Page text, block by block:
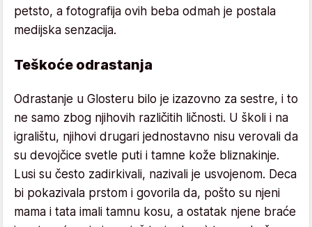
petsto, a fotografija ovih beba odmah je postala
medijska senzacija.
Teškoće odrastanja
Odrastanje u Glosteru bilo je izazovno za sestre, i to
ne samo zbog njihovih različitih ličnosti. U školi i na
igralištu, njihovi drugari jednostavno nisu verovali da
su devojčice svetle puti i tamne kože bliznakinje.
Lusi su često zadirkivali, nazivali je usvojenom. Deca
bi pokazivala prstom i govorila da, pošto su njeni
mama i tata imali tamnu kosu, a ostatak njene braće